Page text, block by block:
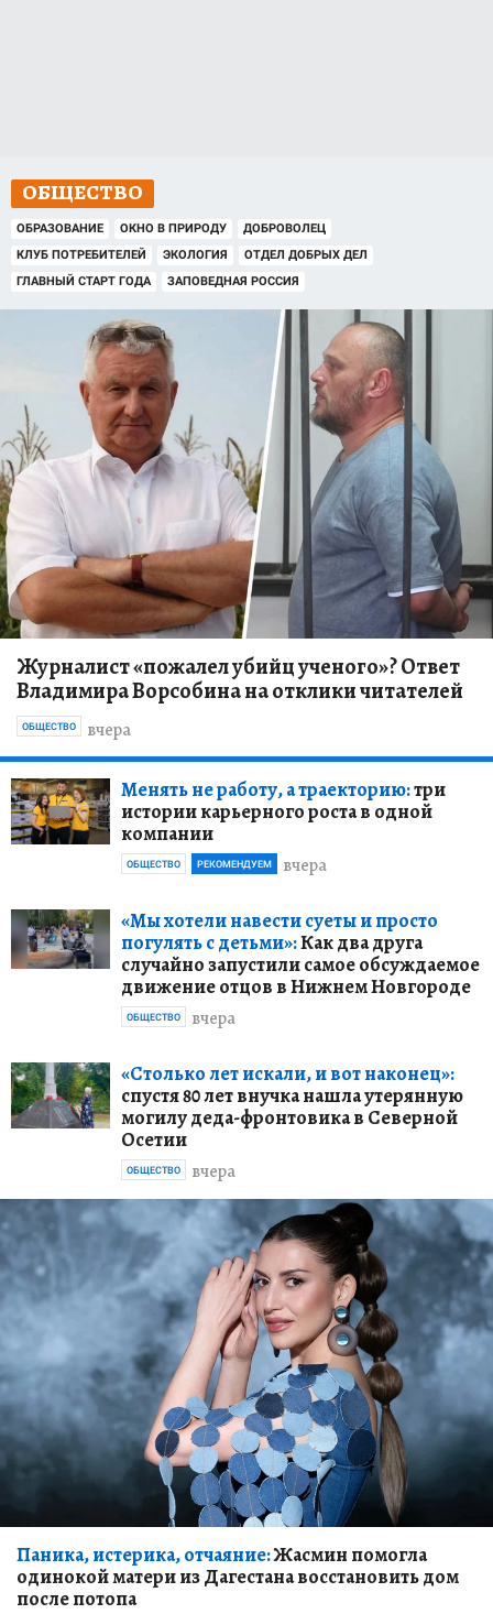
ОБЩЕСТВО
ОБРАЗОВАНИЕ ОКНО В ПРИРОДУ
ДОБРОВОЛЕЦ
КЛУБ ПОТРЕБИТЕЛЕЙ
ЭКОЛОГИЯ
ОТДЕЛ ДОБРЫХ ДЕЛ
ГЛАВНЫЙ СТАРТ ГОДА
ЗАПОВЕДНАЯ РОССИЯ
Журналист «пожалел убийц ученого»? Ответ
Владимира Ворсобина на отклики читателей
вчера
ОБЩЕСТВО
Менять не работу, а траекторию:три
истории карьерного роста в одной
компании
вчера
ОБЩЕСТВО РЕКОМЕНДУЕМ
«Мы хотели навести суеты и просто
погулять с детьми»:Как два друга
случайно запустили самое обсуждаемое
движение отцов в Нижнем Новгороде
вчера
ОБЩЕСТВО
«Столько лет искали, и вот наконец»:
спустя 80 лет внучка нашла утерянную
могилу деда-фронтовика в Северной
Осетии
вчера
ОБЩЕСТВО
Паника, истерика, отчаяние:Жасмин помогла
одинокой матери из Дагестана восстановить дом
после потопа